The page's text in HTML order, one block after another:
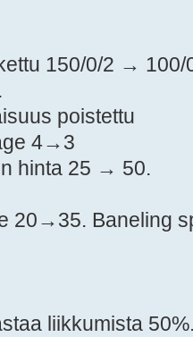
150/0/2 →
poistettu
4→3
hinta 25 → 50.
20→35. Baneling
liikkumista